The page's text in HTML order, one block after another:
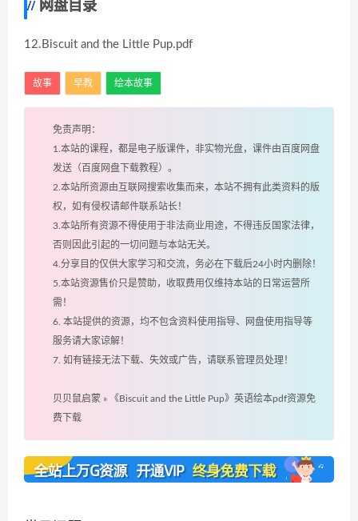
网盘目录
12.Biscuit and the Little Pup.pdf
故事 早教 绘本故事
免责声明：
1.本站的课程，都是电子版课件，非实物光盘，课件由百度网盘
发送（百度网盘下载教程）。
2.本站所资源由互联网搜索收集而来，本站不拥有此类资料的版
权，如有侵权请邮件联系站长！
3.本站所有资源不得使用于非法商业用途，不得违反国家法律，
否则因此引起的一切问题与本站无关。
4.分享目的仅供大家学习和交流，务必在下载后24小时内删除！
5.本站资源售价只是赞助，收取费用仅维持本站的日常运营所
需！
6. 本站提供的资源，均不包含资料使用指导、网盘使用指导等
服务请大家谅解！
7. 如有链接无法下载、失效或广告，请联系管理员处理！
贝贝鼠启蒙 »
《Biscuit and the Little Pup》英语绘本pdf资源免
费下载